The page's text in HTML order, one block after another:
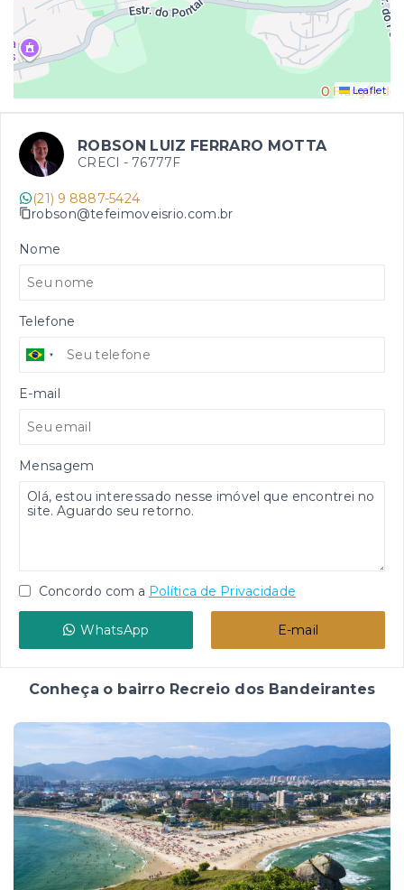
Leaflet
ROBSON LUIZ FERRARO MOTTA
CRECI - 76777F
(21) 9 8887-5424
robson@tefeimoveisrio.com.br
Nome
Telefone
E-mail
Mensagem
Concordo com a Política de Privacidade
WhatsApp E-mail
Conheça o bairro Recreio dos Bandeirantes